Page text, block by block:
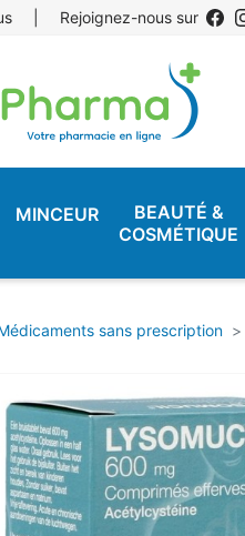
Rejoignez-nous sur
MINCEUR
BEAUTÉ &
COSMÉTIQUE
sans prescription